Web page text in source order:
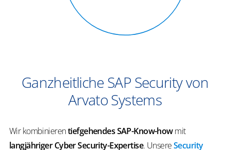
Ganzheitliche SAP Security von
Arvato Systems
Wir kombinierentiefgehendes SAP-Know-howmit
langjähriger Cyber Security-Expertise. UnsereSecurity